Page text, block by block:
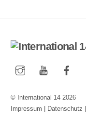
InstagramYouTube
© International 14 2026
Impressum
Datenschutz